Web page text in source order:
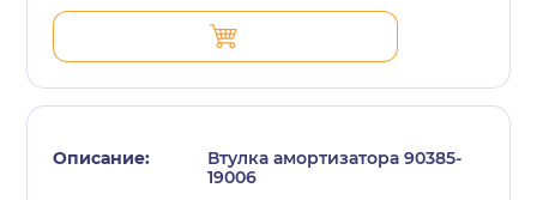
Втулка амортизатора 90385-
19006